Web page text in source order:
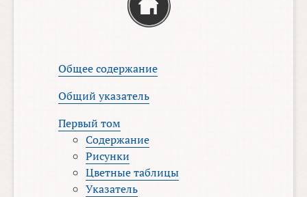
Общее содержание
Общий указатель
Первый том
Содержание
Рисунки
Цветные таблицы
Указатель